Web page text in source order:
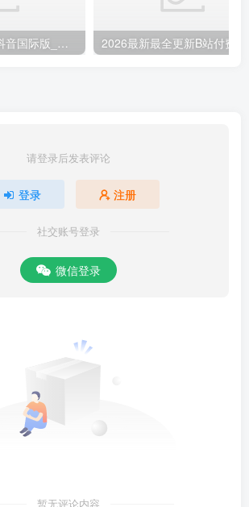
TikTok_v45.5.3抖音国际版_免拔卡解锁全球版
请登录后发表评论
登录 注册
社交账号登录
微信登录
暂无评论内容